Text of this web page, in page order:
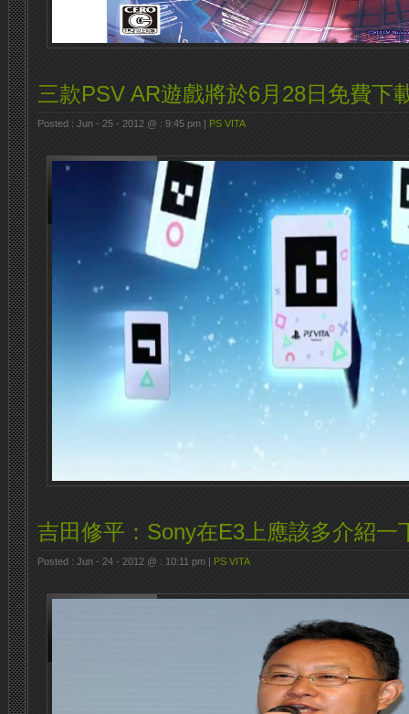
三款PSV AR遊戲將於6月28日免費下
Posted : Jun - 25 - 2012 @ : 9:45 pm | PS VITA
吉田修平：Sony在E3上應該多介紹一
Posted : Jun - 24 - 2012 @ : 10:11 pm | PS VITA